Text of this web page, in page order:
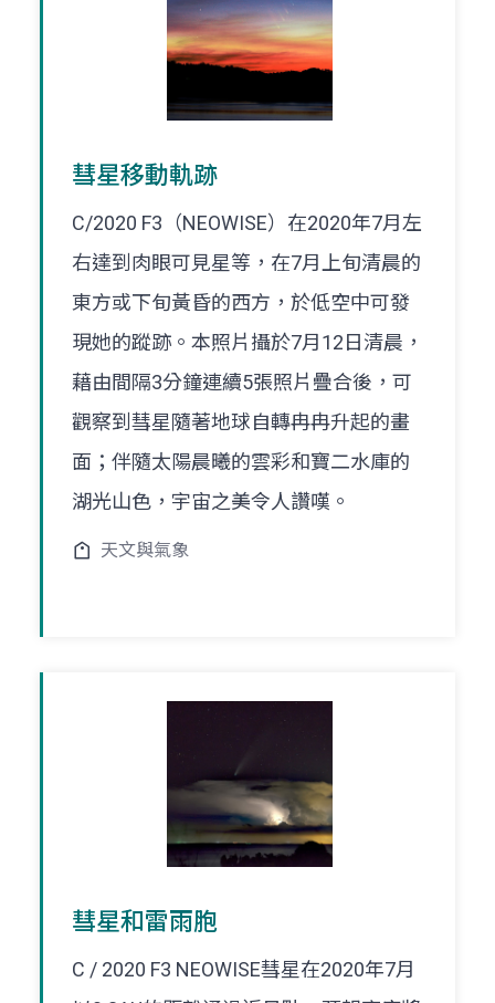
彗星移動軌跡
C/2020 F3（NEOWISE）在2020年7月左
右達到肉眼可見星等，在7月上旬清晨的
東方或下旬黃昏的西方，於低空中可發
現她的蹤跡。本照片攝於7月12日清晨，
藉由間隔3分鐘連續5張照片疊合後，可
觀察到彗星隨著地球自轉冉冉升起的畫
面；伴隨太陽晨曦的雲彩和寶二水庫的
湖光山色，宇宙之美令人讚嘆。
天文與氣象
彗星和雷雨胞
C / 2020 F3 NEOWISE彗星在2020年7月